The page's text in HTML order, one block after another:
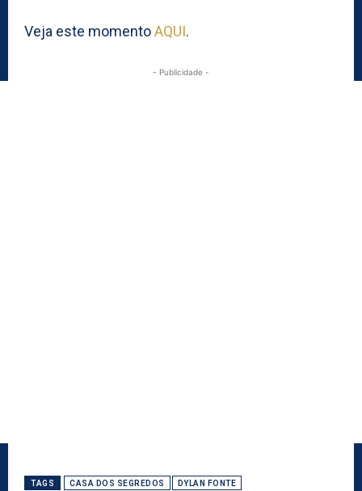
Veja este momentoAQUI.
- Publicidade -
TAGS CASA DOS SEGREDOS DYLAN FONTE